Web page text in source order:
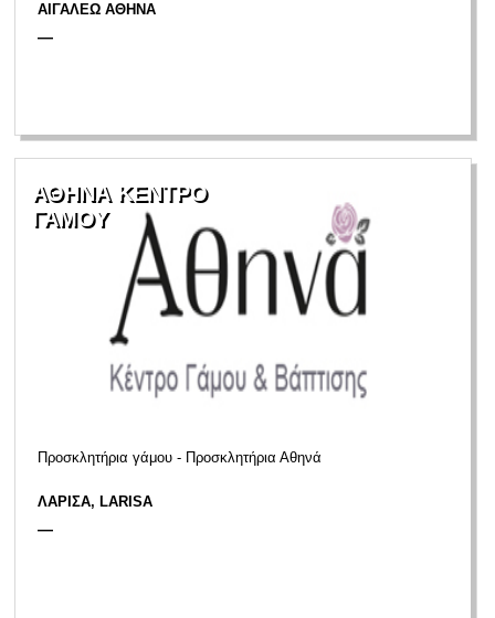
ΑΙΓΑΛΕΩ ΑΘΗΝΑ
—
ΑΘΗΝΑ ΚΕΝΤΡΟ
ΓΑΜΟΥ
Προσκλητήρια γάμου - Προσκλητήρια Αθηνά
ΛΑΡΙΣΑ, LARISA
—